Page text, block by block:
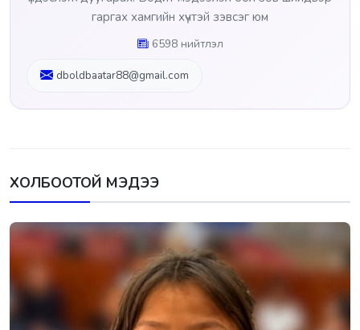
гаргах хамгийн хүчтэй зэвсэг юм
6598 нийтлэл
dboldbaatar88@gmail.com
ХОЛБООТОЙ МЭДЭЭ